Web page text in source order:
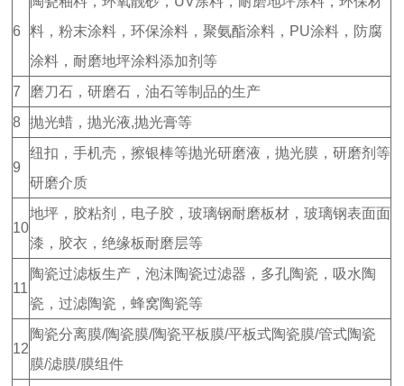
6
料，粉末涂料，环保涂料，聚氨酯涂料，PU涂料，防腐
涂料，耐磨地坪涂料添加剂等
7
磨刀石，研磨石，油石等制品的生产
8
抛光蜡，抛光液,抛光膏等
9
纽扣，手机壳，擦银棒等抛光研磨液，抛光膜，研磨剂等
研磨介质
10
地坪，胶粘剂，电子胶，玻璃钢耐磨板材，玻璃钢表面面
漆，胶衣，绝缘板耐磨层等
11
陶瓷过滤板生产，泡沫陶瓷过滤器，多孔陶瓷，吸水陶
瓷，过滤陶瓷，蜂窝陶瓷等
12
陶瓷分离膜/陶瓷膜/陶瓷平板膜/平板式陶瓷膜/管式陶瓷
膜/滤膜/膜组件